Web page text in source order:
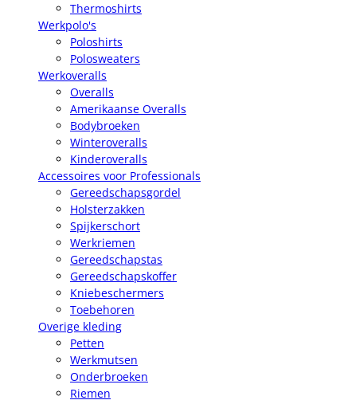
Thermoshirts
Werkpolo's
Poloshirts
Polosweaters
Werkoveralls
Overalls
Amerikaanse Overalls
Bodybroeken
Winteroveralls
Kinderoveralls
Accessoires voor Professionals
Gereedschapsgordel
Holsterzakken
Spijkerschort
Werkriemen
Gereedschapstas
Gereedschapskoffer
Kniebeschermers
Toebehoren
Overige kleding
Petten
Werkmutsen
Onderbroeken
Riemen